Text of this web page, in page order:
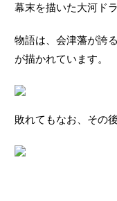
幕末を描いた大河ド
物語は、会津藩が誇
が描かれています。
敗れてもなお、その